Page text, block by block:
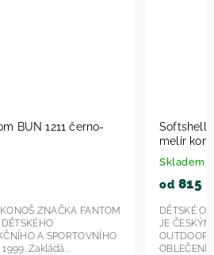
BUN 0602 černo
ZNAČKA FANTOM
DĚTSKÉHO
A SPORTOVNÍHO
1999. Zakládá...
Bunda
1202
Skladem
od870
DĚTSKÉ
JE